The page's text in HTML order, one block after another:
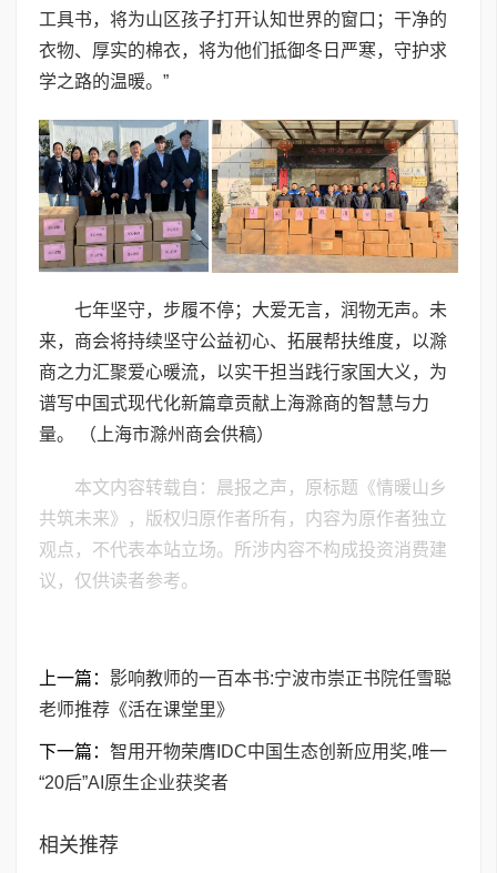
工具书，将为山区孩子打开认知世界的窗口；干净的
衣物、厚实的棉衣，将为他们抵御冬日严寒，守护求
学之路的温暖。”
七年坚守，步履不停；大爱无言，润物无声。未
来，商会将持续坚守公益初心、拓展帮扶维度，以滁
商之力汇聚爱心暖流，以实干担当践行家国大义，为
谱写中国式现代化新篇章贡献上海滁商的智慧与力
量。 （上海市滁州商会供稿）
本文内容转载自：晨报之声，原标题《情暖山乡
共筑未来》，版权归原作者所有，内容为原作者独立
观点，不代表本站立场。所涉内容不构成投资消费建
议，仅供读者参考。
上一篇： 影响教师的一百本书:宁波市崇正书院任雪聪
老师推荐《活在课堂里》
下一篇： 智用开物荣膺IDC中国生态创新应用奖,唯一
“20后”AI原生企业获奖者
相关推荐